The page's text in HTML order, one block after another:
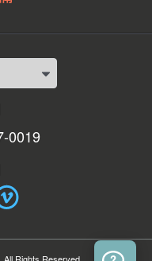
0019
Rights Reserved.